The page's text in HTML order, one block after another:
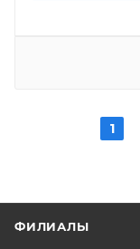
1
ФИЛИАЛЫ